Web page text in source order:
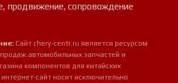
продвижение, сопровождение
Сайт chery-centr.ru является ресурсом
автомобильных запчастей и
компонентов для китайских
сайт носит исключительно